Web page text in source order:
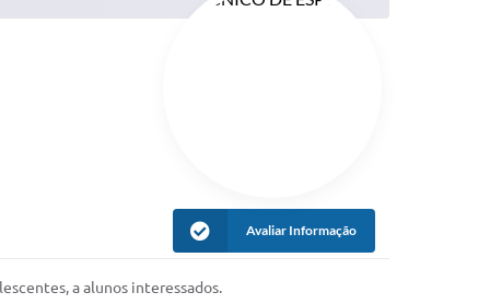
Avaliar Informação
a alunos interessados.